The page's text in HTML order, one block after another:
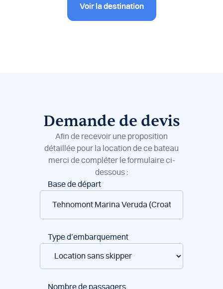
Voir la destination
Demande de devis
Afin de recevoir une proposition
détaillée pour la location de ce bateau
merci de compléter le formulaire ci-
dessous :
Réservation
bateaux
Base de départ
Type d’embarquement
Nombre de passagers